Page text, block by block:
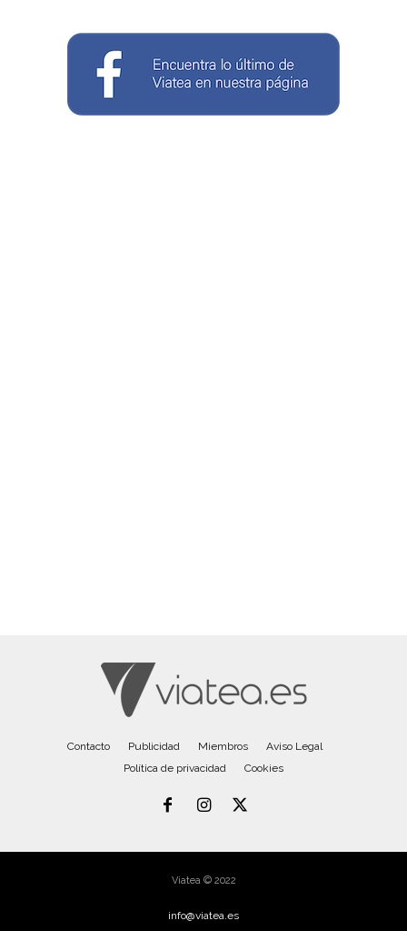
Contacto Publicidad Miembros
Aviso Legal
Política de privacidad
Cookies
Viatea © 2022
info@viatea.es